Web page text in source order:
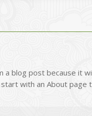
a blog post because it
with an About